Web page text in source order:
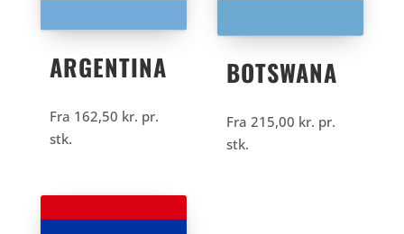
ARGENTINA
Fra 162,50 kr. pr.
stk.
BOTSWANA
Fra215,00 kr. pr.
stk.